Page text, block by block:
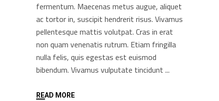
fermentum. Maecenas metus augue, aliquet
ac tortor in, suscipit hendrerit risus. Vivamus
pellentesque mattis volutpat. Cras in erat
non quam venenatis rutrum. Etiam fringilla
nulla felis, quis egestas est euismod
bibendum. Vivamus vulputate tincidunt
READ MORE